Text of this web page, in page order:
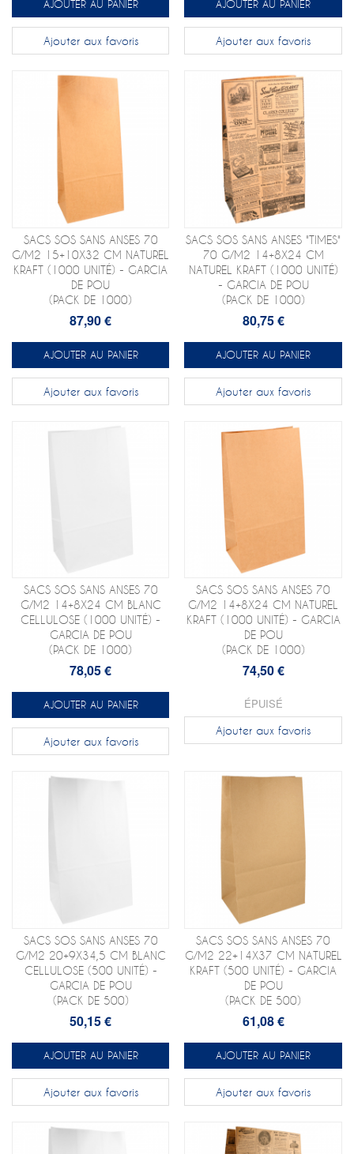
AJOUTER AU PANIER
Ajouter aux favoris
AJOUTER AU PANIER
Ajouter aux favoris
SACS SOS SANS ANSES 70
G/M2 15+10X32 CM NATUREL
KRAFT (1000 UNITÉ) - GARCIA
DE POU
(PACK DE 1000)
87,90 €
AJOUTER AU PANIER
Ajouter aux favoris
SACS SOS SANS ANSES "TIMES"
70 G/M2 14+8X24 CM
NATUREL KRAFT (1000 UNITÉ)
- GARCIA DE POU
(PACK DE 1000)
80,75 €
AJOUTER AU PANIER
Ajouter aux favoris
SACS SOS SANS ANSES 70
G/M2 14+8X24 CM BLANC
CELLULOSE (1000 UNITÉ) -
GARCIA DE POU
(PACK DE 1000)
78,05 €
AJOUTER AU PANIER
Ajouter aux favoris
SACS SOS SANS ANSES 70
G/M2 14+8X24 CM NATUREL
KRAFT (1000 UNITÉ) - GARCIA
DE POU
(PACK DE 1000)
74,50 €
ÉPUISÉ
Ajouter aux favoris
SACS SOS SANS ANSES 70
G/M2 20+9X34,5 CM BLANC
CELLULOSE (500 UNITÉ) -
GARCIA DE POU
(PACK DE 500)
50,15 €
AJOUTER AU PANIER
Ajouter aux favoris
SACS SOS SANS ANSES 70
G/M2 22+14X37 CM NATUREL
KRAFT (500 UNITÉ) - GARCIA
DE POU
(PACK DE 500)
61,08 €
AJOUTER AU PANIER
Ajouter aux favoris